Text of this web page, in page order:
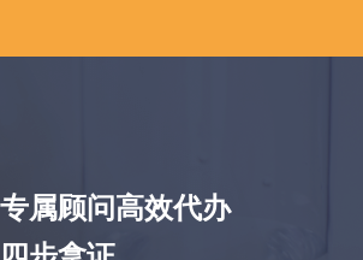
专属顾问高效代办